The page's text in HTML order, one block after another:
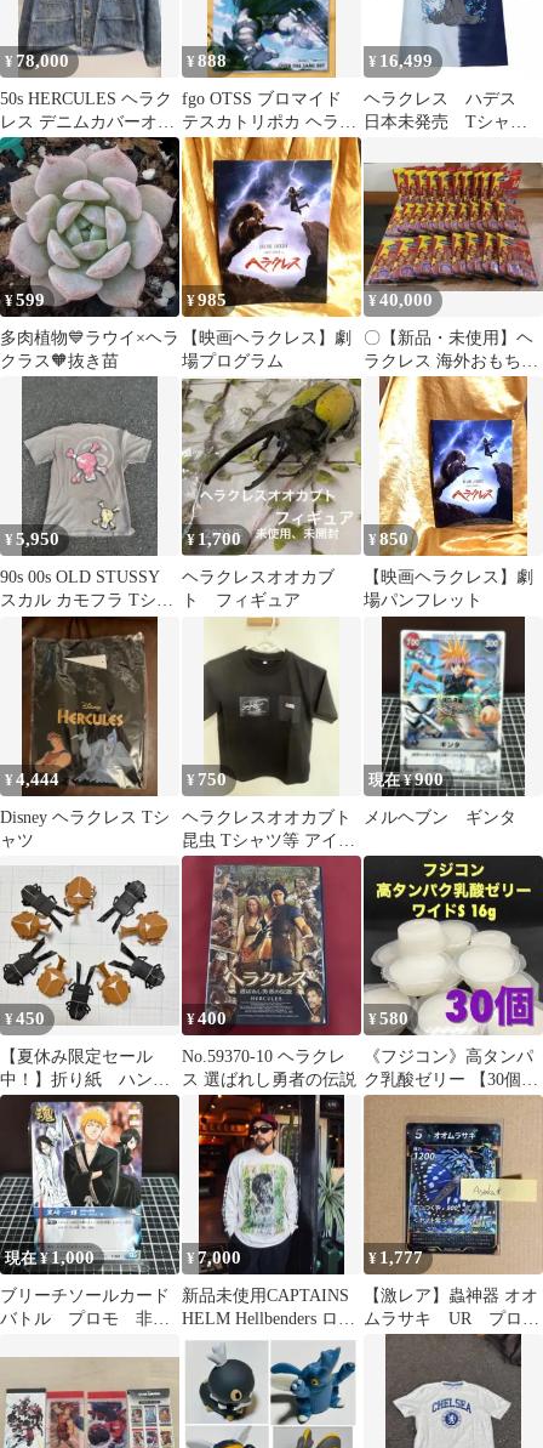
¥ 78,000
50s HERCULES ヘラク
レス デニムカバーオー
ル ヴィンテージ 雰囲気
系
¥888
fgo OTSS ブロマイド
テスカトリポカ ヘラク
レス
¥ 16,499
ヘラクレス ハデス
日本未発売 Tシャ
ク ヴィランズ wdw
¥599
多肉植物💙ラウイ×ヘラ
クラス🧡抜き苗
¥985
【映画ヘラクレス】劇
場プログラム
¥40,000
〇【新品・未使用】ヘ
ラクレス 海外おもちゃ
思い出のロケット 28個
セット
¥5,950
90s 00s OLD STUSSY
スカル カモフラ Tシャ
¥ 1,700
ヘラクレスオオカブ
ト フィギュア
¥850
【映画ヘラクレス】劇
場パンフレット
¥4,444
Disney ヘラクレス Tシ
ャツ
¥ 750
ヘラクレスオオカブト
昆虫 Tシャツ等 アイロ
ン プリント ワッペン
現在 ¥900
メルヘブン ギンタ
¥450
【夏休み限定セール
中！】折り紙 ハンド
メイド 夏7月 8月
クワガタ カブトムシ
¥400
No.59370-10 ヘラクレ
ス 選ばれし勇者の伝説
¥580
《フジコン》高タンパ
ク乳酸ゼリー 【30個】
昆虫ゼリー
現在 ¥1,000
ブリーチソールカード
バトル プロモ 非売
¥ 7,000
新品未使用CAPTAINS
HELM Hellbenders ロン
tee サイケ
¥ 1,777
【激レア】蟲神器 オオ
ムラサキ UR プロ